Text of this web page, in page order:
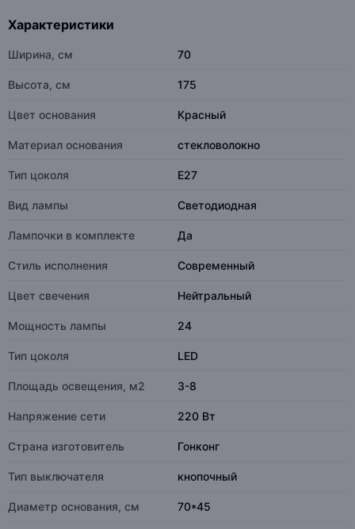
Характеристики
Ширина, см 70
Высота, см 175
Цвет основания Красный
Материал основания стекловолокно
Тип цоколя E27
Вид лампы Светодиодная
Лампочки в комплекте Да
Стиль исполнения Современный
Цвет свечения Нейтральный
Мощность лампы 24
Тип цоколя LED
Площадь освещения, м2 3-8
Напряжение сети 220 Вт
Страна изготовитель Гонконг
Тип выключателя кнопочный
Диаметр основания, см 70*45